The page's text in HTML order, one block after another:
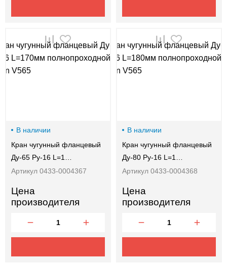
В наличии
Кран чугунный фланцевый
Ду-65 Ру-16 L=1…
Артикул 0433-0004367
Цена
производителя
В наличии
Кран чугунный фланцевый
Ду-80 Ру-16 L=1…
Артикул 0433-0004368
Цена
производителя